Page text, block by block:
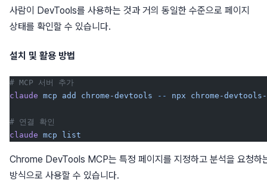
사람이 DevTools를 사용하는 것과 거의 동일한 수준으로 페이지
상태를 확인할 수 있습니다.
설치 및 활용 방법
# MCP 서버 추가
claude mcp add chrome-devtools -- npx chrome-devtools-
# 연결 확인
claude mcp list
Chrome DevTools MCP는 특정 페이지를 지정하고 분석을 요청하
방식으로 사용할 수 있습니다.